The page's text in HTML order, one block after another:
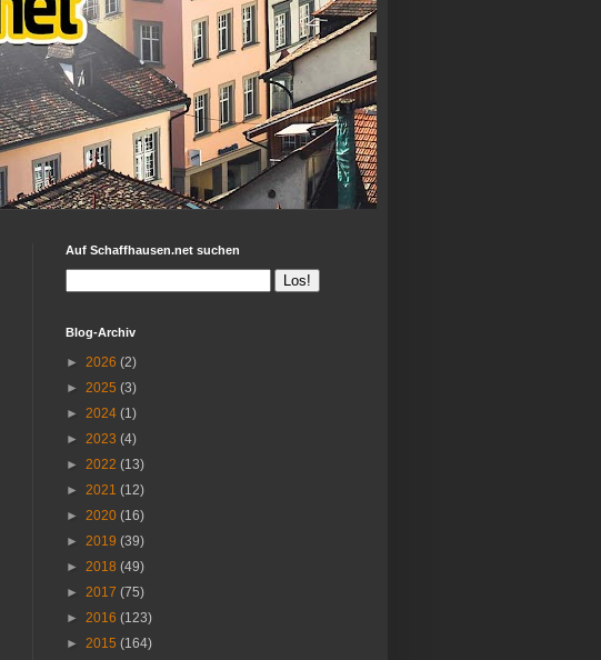
Auf Schaffhausen.net suchen
Blog-Archiv
► 2026 (2)
► 2025 (3)
► 2024 (1)
► 2023 (4)
► 2022 (13)
► 2021 (12)
► 2020 (16)
► 2019 (39)
► 2018 (49)
► 2017 (75)
► 2016 (123)
► 2015 (164)